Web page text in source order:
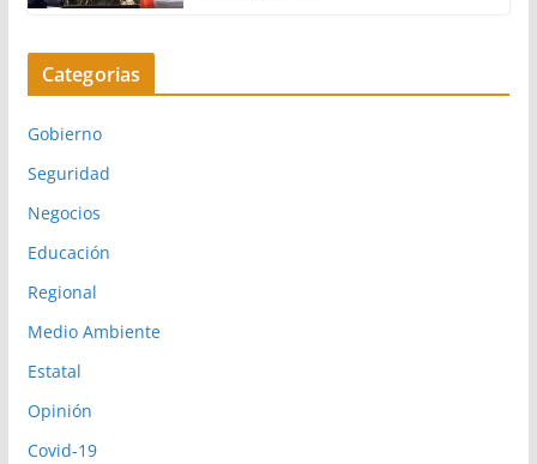
Categorias
Gobierno
Seguridad
Negocios
Educación
Regional
Medio Ambiente
Estatal
Opinión
Covid-19